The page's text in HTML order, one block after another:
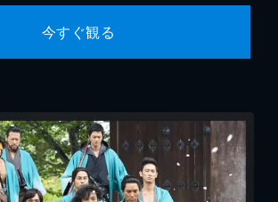
今すぐ観る